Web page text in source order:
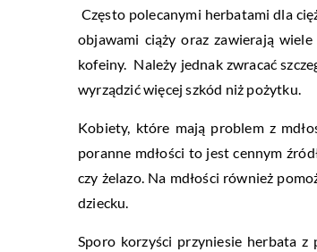
Często polecanymi herbatami dla
objawami ciąży oraz zawierają
kofeiny. Należy jednak zwracać
wyrządzić więcej szkód niż pożytku.
Kobiety, które mają problem z
poranne mdłości to jest cennym
czy żelazo. Na mdłości również
dziecku.
Sporo korzyści przyniesie herbata z